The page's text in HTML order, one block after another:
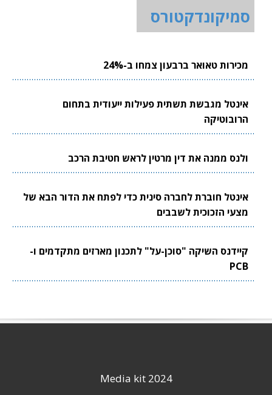
סמיקונדקטורס
מכירות טאואר ברבעון צמחו ב-24%
אינטל מגבשת תשתית פעילות ייעודית בתחום
הרובוטיקה
ולנס ממנה את דין מרטין לראש חטיבת הרכב
אינטל חוברת לחברה סינית כדי לפתח את הדור הבא של
מצעי הזכוכית לשבבים
קיידנס השיקה "סוכן-על" לתכנון מארזים מתקדמים ו-
PCB
Media kit 2024